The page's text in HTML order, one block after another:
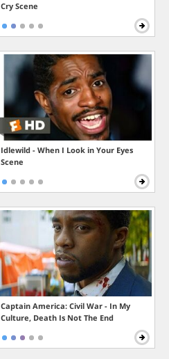
Cry Scene
Idlewild - When I Look in Your Eyes
Scene
Captain America: Civil War - In My
Culture, Death Is Not The End